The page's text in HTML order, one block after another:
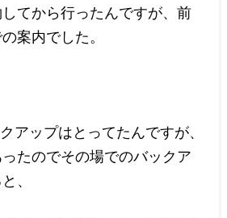
てから行ったんですが、前
案内でした。
アップはとってたんですが、
たのでその場でのバックア
、